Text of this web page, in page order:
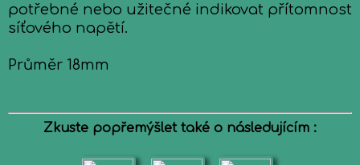
potřebné nebo užitečné indikovat přítomnost
síťového napětí.
Průměr 18mm
Zkuste popřemýšlet také o následujícím :